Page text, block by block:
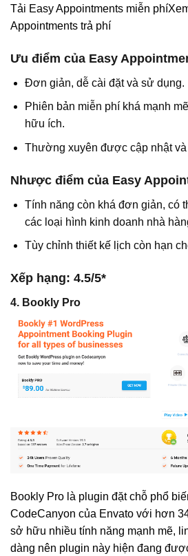
Tải Easy Appointments miễn phí
Appointments trả phí
Ưu điểm của Easy
Đơn giản, dễ cài đặt và sử dụng.
Phiên bản miễn phí khá mạnh
hữu ích.
Thường xuyên được cập nhật
Nhược điểm của Easy
Tính năng còn khá đơn giản, có
các loại hình kinh doanh nhà
Tùy chỉnh thiết kế lịch còn hạn
Xếp hạng: 4.5/5*
4. Bookly Pro
Bookly Pro là plugin đặt chỗ phổ
CodeCanyon của Envato với hơn
sở hữu nhiều tính năng mạnh mẽ,
dàng nên plugin này hiện đang